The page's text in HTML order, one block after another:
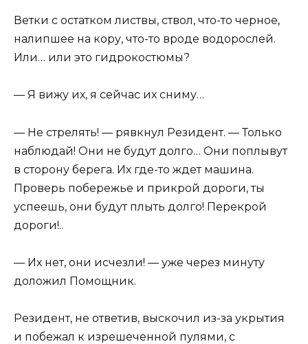
Ветки с остатком листвы, ствол, что-то черное,
налипшее на кору, что-то вроде водорослей.
Или… или это гидрокостюмы?
— Я вижу их, я сейчас их сниму…
— Не стрелять! — рявкнул Резидент. — Только
наблюдай! Они не будут долго… Они поплывут
в сторону берега. Их где-то ждет машина.
Проверь побережье и прикрой дороги, ты
успеешь, они будут плыть долго! Перекрой
дороги!..
— Их нет, они исчезли! — уже через минуту
доложил Помощник.
Резидент, не ответив, выскочил из-за укрытия
и побежал к изрешеченной пулями, с